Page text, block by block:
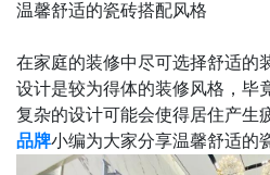
温馨舒适的瓷砖搭配风格
在家庭的装修中尽可选择舒适的
设计是较为得体的装修风格，毕
复杂的设计可能会使得居住产生
品牌小编为大家分享温馨舒适的